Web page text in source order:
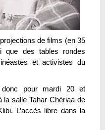
de films (en 35
que des tables rondes
et activistes du
pour mardi 20 et
la salle Tahar Chériaa de
L’accès libre dans la